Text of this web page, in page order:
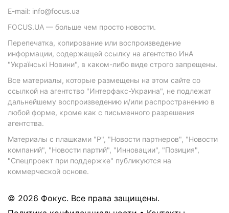
E-mail: info@focus.ua
FOCUS.UA — больше чем просто новости.
Перепечатка, копирование или воспроизведение
информации, содержащей ссылку на агентство ИнА
"Українські Новини", в каком-либо виде строго запрещены.
Все материалы, которые размещены на этом сайте со
ссылкой на агентство "Интерфакс-Украина", не подлежат
дальнейшему воспроизведению и/или распространению в
любой форме, кроме как с письменного разрешения
агентства.
Материалы с плашками "Р", "Новости партнеров", "Новости
компаний", "Новости партий", "Инновации", "Позиция",
"Спецпроект при поддержке" публикуются на
коммерческой основе.
© 2026 Фокус. Все права защищены.